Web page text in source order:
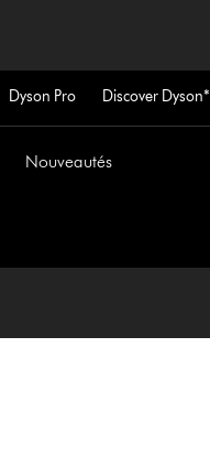
Dyson Pro Discover Dyson*
Nouveautés